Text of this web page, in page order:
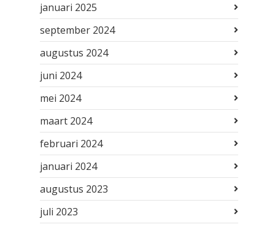
januari 2025
september 2024
augustus 2024
juni 2024
mei 2024
maart 2024
februari 2024
januari 2024
augustus 2023
juli 2023